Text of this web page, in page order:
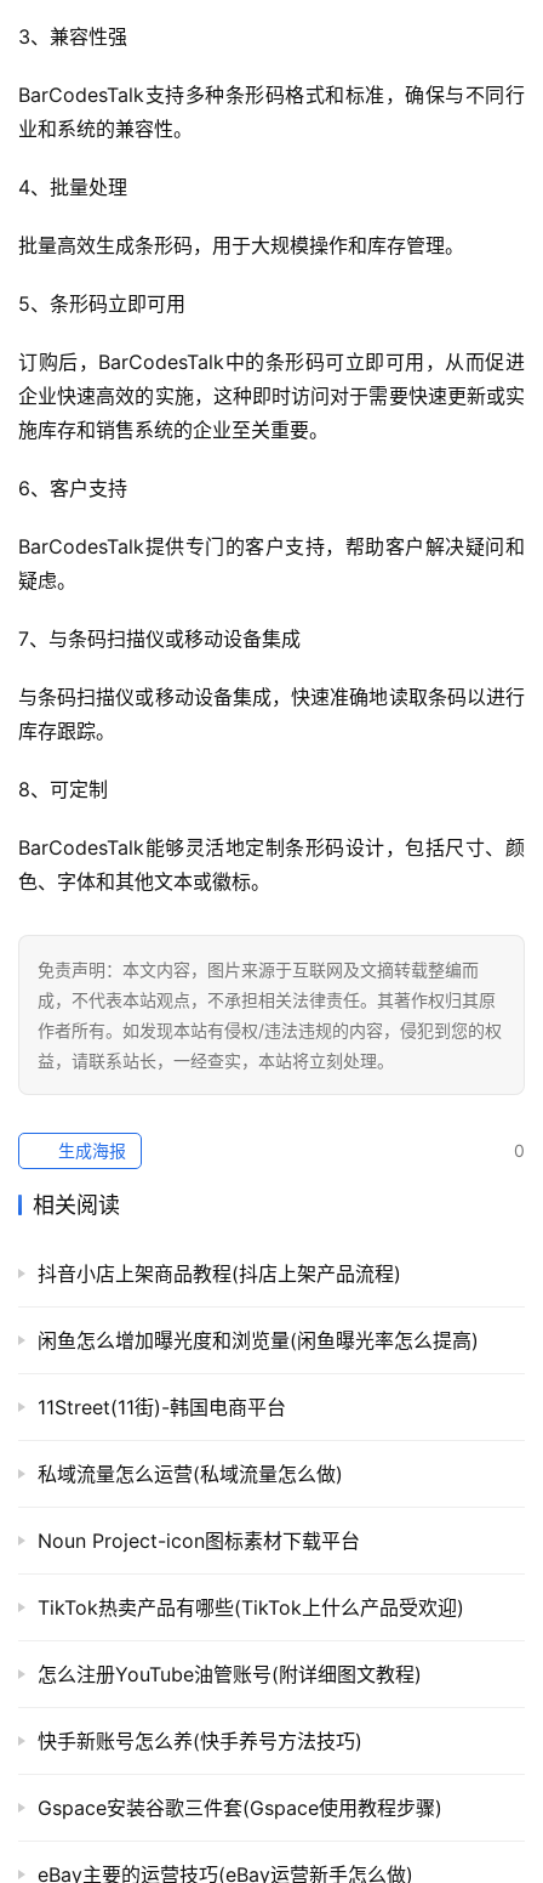
店
跨
境
科
媒
销
跨
境
导
航
3、兼容性强
BarCodesTalk支持多种条形码格式和标准，确保与不同行
业和系统的兼容性。
4、批量处理
批量高效生成条形码，用于大规模操作和库存管理。
5、条形码立即可用
订购后，BarCodesTalk中的条形码可立即可用，从而促进
企业快速高效的实施，这种即时访问对于需要快速更新或实
施库存和销售系统的企业至关重要。
6、客户支持
BarCodesTalk提供专门的客户支持，帮助客户解决疑问和
疑虑。
7、与条码扫描仪或移动设备集成
与条码扫描仪或移动设备集成，快速准确地读取条码以进行
库存跟踪。
8、可定制
BarCodesTalk能够灵活地定制条形码设计，包括尺寸、颜
色、字体和其他文本或徽标。
免责声明：本文内容，图片来源于互联网及文摘转载整编而
成，不代表本站观点，不承担相关法律责任。其著作权归其原
作者所有。如发现本站有侵权/违法违规的内容，侵犯到您的权
益，请联系站长，一经查实，本站将立刻处理。
0
生成海报
相关阅读
抖音小店上架商品教程(抖店上架产品流程)
闲鱼怎么增加曝光度和浏览量(闲鱼曝光率怎么提高)
11Street(11街)-韩国电商平台
私域流量怎么运营(私域流量怎么做)
Noun Project-icon图标素材下载平台
TikTok热卖产品有哪些(TikTok上什么产品受欢迎)
怎么注册YouTube油管账号(附详细图文教程)
快手新账号怎么养(快手养号方法技巧)
Gspace安装谷歌三件套(Gspace使用教程步骤)
eBay主要的运营技巧(eBay运营新手怎么做)